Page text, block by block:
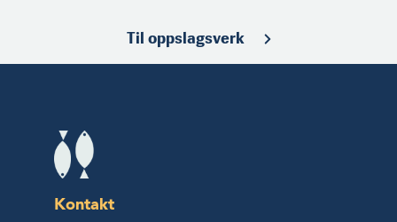
Til oppslagsverk
Kontakt